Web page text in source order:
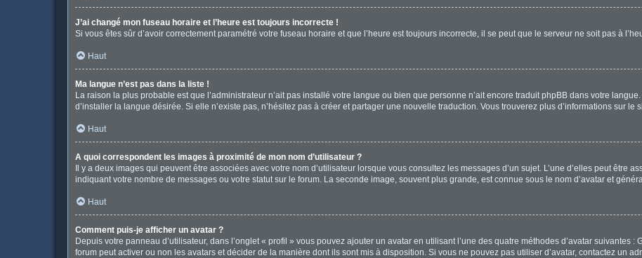
J’ai changé mon fuseau horaire et l’heure est toujours incorrecte !
Si vous êtes sûr d’avoir correctement paramétré votre fuseau horaire et que l’heure est toujours incorrecte, il se peut que le serveur ne soit pas à
Haut
Ma langue n’est pas dans la liste !
La raison la plus probable est que l’administrateur n’ait pas installé votre langue ou bien que personne n’ait encore traduit phpBB dans votre
d’installer la langue désirée. Si elle n’existe pas, n’hésitez pas à créer et partager une nouvelle traduction. Vous trouverez plus d’informations sur le
Haut
A quoi correspondent les images à proximité de mon nom d’utilisateur ?
Il y a deux images qui peuvent être associées avec votre nom d’utilisateur lorsque vous consultez les messages d’un sujet. L’une d’elles peut être
indiquant votre nombre de messages ou votre statut sur le forum. La seconde image, souvent plus grande, est connue sous le nom d’avatar et
Haut
Comment puis-je afficher un avatar ?
Depuis votre panneau d’utilisateur, dans l’onglet « profil » vous pouvez ajouter un avatar en utilisant l’une des quatre méthodes d’avatar suivantes :
forum peut activer ou non les avatars et décider de la manière dont ils sont mis à disposition. Si vous ne pouvez pas utiliser d’avatar, contactez un